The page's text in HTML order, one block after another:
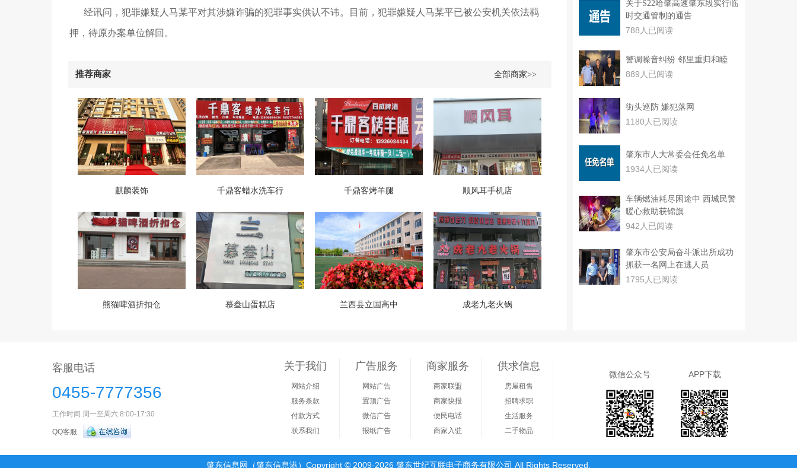
经讯问，犯罪嫌疑人马某平对其涉嫌诈骗的犯罪事实供认不讳。目前，犯罪嫌疑人马某平已被公安机关依法羁
押，待原办案单位解回。
推荐商家 全部商家>>
麒麟装饰 千鼎客蜡水洗车行 千鼎客烤羊腿 顺风耳手机店
熊猫啤酒折扣仓 慕叁山蛋糕店 兰西县立国高中 成老九老火锅
关于S22哈肇高速肇东段实行临
时交通管制的通告
788人已阅读
警调噪音纠纷 邻里重归和睦
889人已阅读
街头巡防 嫌犯落网
1180人已阅读
肇东市人大常委会任免名单
1934人已阅读
车辆燃油耗尽困途中 西城民警
暖心救助获锦旗
942人已阅读
肇东市公安局奋斗派出所成功
抓获一名网上在逃人员
1795人已阅读
客服电话
0455-7777356
工作时间 周一至周六 8:00-17:30
QQ客服
关于我们
网站介绍
服务条款
付款方式
联系我们
广告服务
网站广告
置顶广告
微信广告
报纸广告
商家服务
商家联盟
商家快报
便民电话
商家入驻
供求信息
房屋租售
招聘求职
生活服务
二手物品
微信公众号 APP下载
肇东信息网（肇东信息港）Copyright © 2009-2026 肇东世纪互联电子商务有限公司 All Rights Reserved.